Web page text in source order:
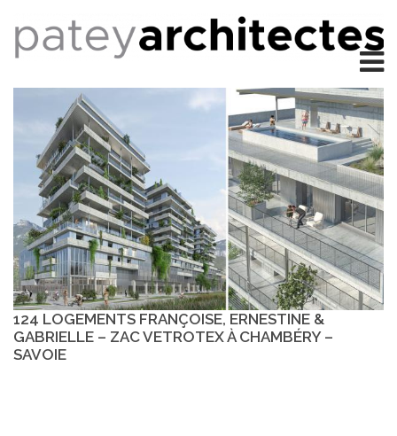
124 LOGEMENTS FRANÇOISE, ERNESTINE &
GABRIELLE – ZAC VETROTEX À CHAMBÉRY –
SAVOIE